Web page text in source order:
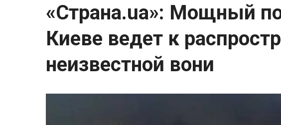
«Страна.ua»: Мощный
Киеве ведет к
неизвестной вони